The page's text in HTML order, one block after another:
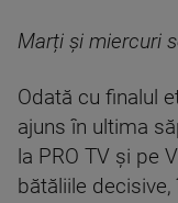
Marți și miercuri
Odată cu finalul
ajuns în ultima
la PRO TV și pe
bătăliile